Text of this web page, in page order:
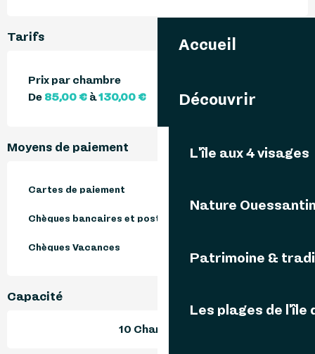
Accueil
Découvrir
L'île aux 4 visages
Nature
Patrimoine &
Les plages de l'île
Tarifs
Prix par chambre
De 85,00 € à130,00 €
Moyens de paiement
Cartes de paiement
Chèques bancaires et postaux
Chèques Vacances
Capacité
10 Chambre(s)